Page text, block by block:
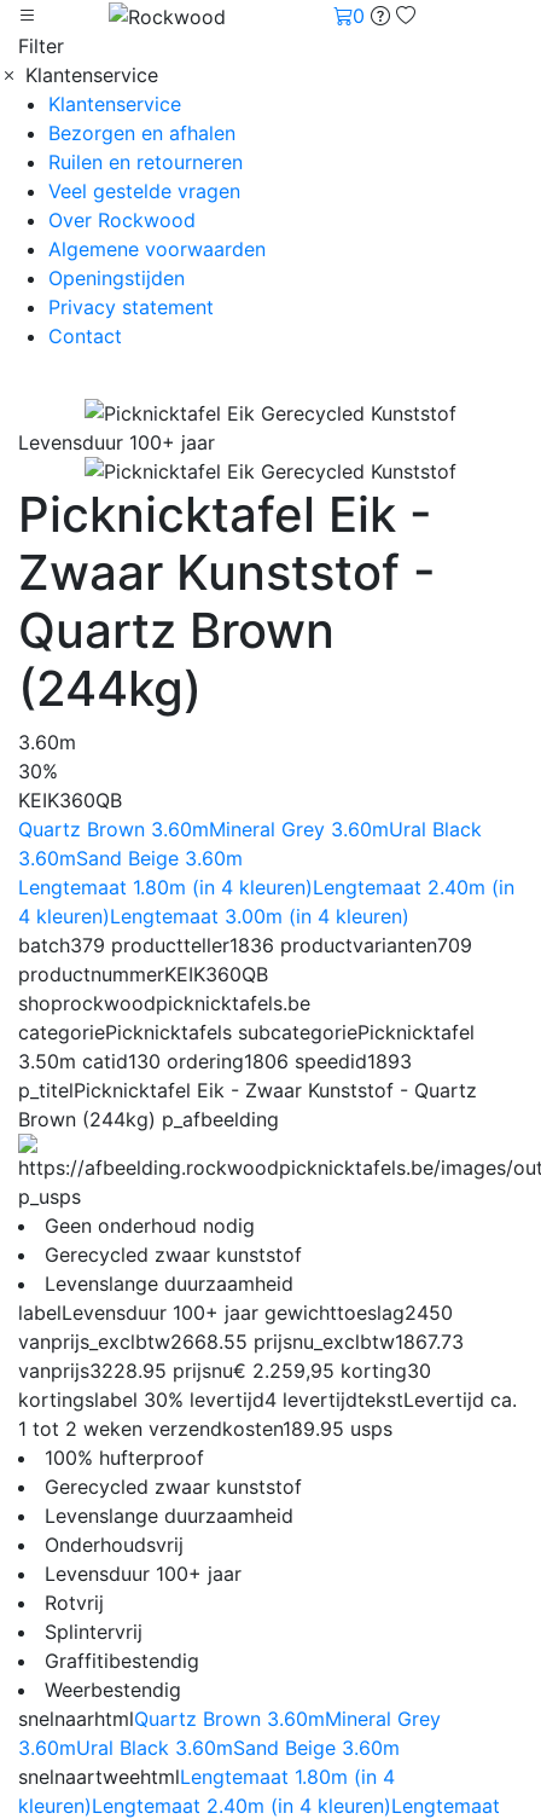
0
Filter
Klantenservice
Klantenservice
Bezorgen en afhalen
Ruilen en retourneren
Veel gestelde vragen
Over Rockwood
Algemene voorwaarden
Openingstijden
Privacy statement
Contact
Levensduur 100+ jaar
Picknicktafel Eik -
Zwaar Kunststof -
Quartz Brown
(244kg)
3.60m
30%
KEIK360QB
Quartz Brown 3.60mMineral Grey 3.60mUral Black
3.60mSand Beige 3.60m
Lengtemaat 1.80m (in 4 kleuren)Lengtemaat 2.40m (in
4 kleuren)Lengtemaat 3.00m (in 4 kleuren)
batch379 productteller1836 productvarianten709
productnummerKEIK360QB
shoprockwoodpicknicktafels.be
categoriePicknicktafels subcategoriePicknicktafel
3.50m catid130 ordering1806 speedid1893
p_titelPicknicktafel Eik - Zwaar Kunststof - Quartz
Brown (244kg) p_afbeelding
p_usps
Geen onderhoud nodig
Gerecycled zwaar kunststof
Levenslange duurzaamheid
labelLevensduur 100+ jaar gewichttoeslag2450
vanprijs_exclbtw2668.55 prijsnu_exclbtw1867.73
vanprijs3228.95 prijsnu€ 2.259,95 korting30
kortingslabel 30% levertijd4 levertijdtekstLevertijd ca.
1 tot 2 weken verzendkosten189.95 usps
100% hufterproof
Gerecycled zwaar kunststof
Levenslange duurzaamheid
Onderhoudsvrij
Levensduur 100+ jaar
Rotvrij
Splintervrij
Graffitibestendig
Weerbestendig
snelnaarhtmlQuartz Brown 3.60mMineral Grey
3.60mUral Black 3.60mSand Beige 3.60m
snelnaartweehtmlLengtemaat 1.80m (in 4
kleuren)Lengtemaat 2.40m (in 4 kleuren)Lengtemaat